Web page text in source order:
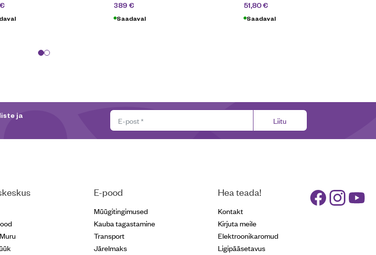
€
389 €
Saadaval
51,80€
Saadaval
ja
Liitu
E-pood
Müügitingimused
Kauba tagastamine
Transport
Järelmaks
Hea teada!
Kontakt
Kirjuta meile
Elektroonikaromud
Ligipääsetavus